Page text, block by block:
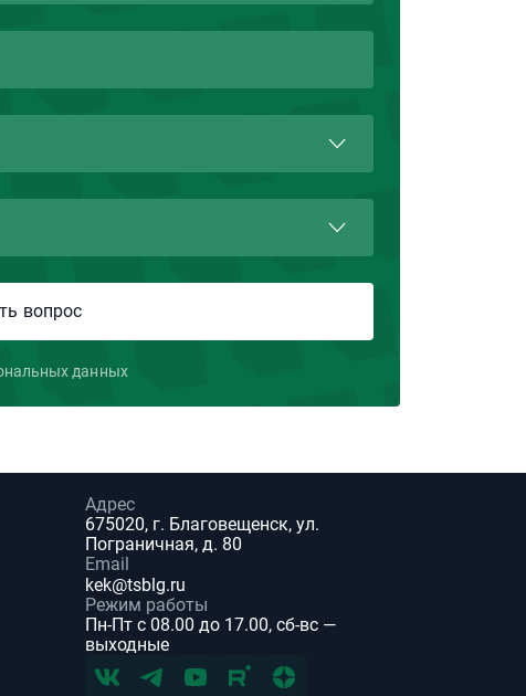
данных
Адрес
675020, г. Благовещенск, ул.
Пограничная, д. 80
Email
kek@tsblg.ru
Режим работы
Пн-Пт с 08.00 до 17.00, сб-вс —
выходные